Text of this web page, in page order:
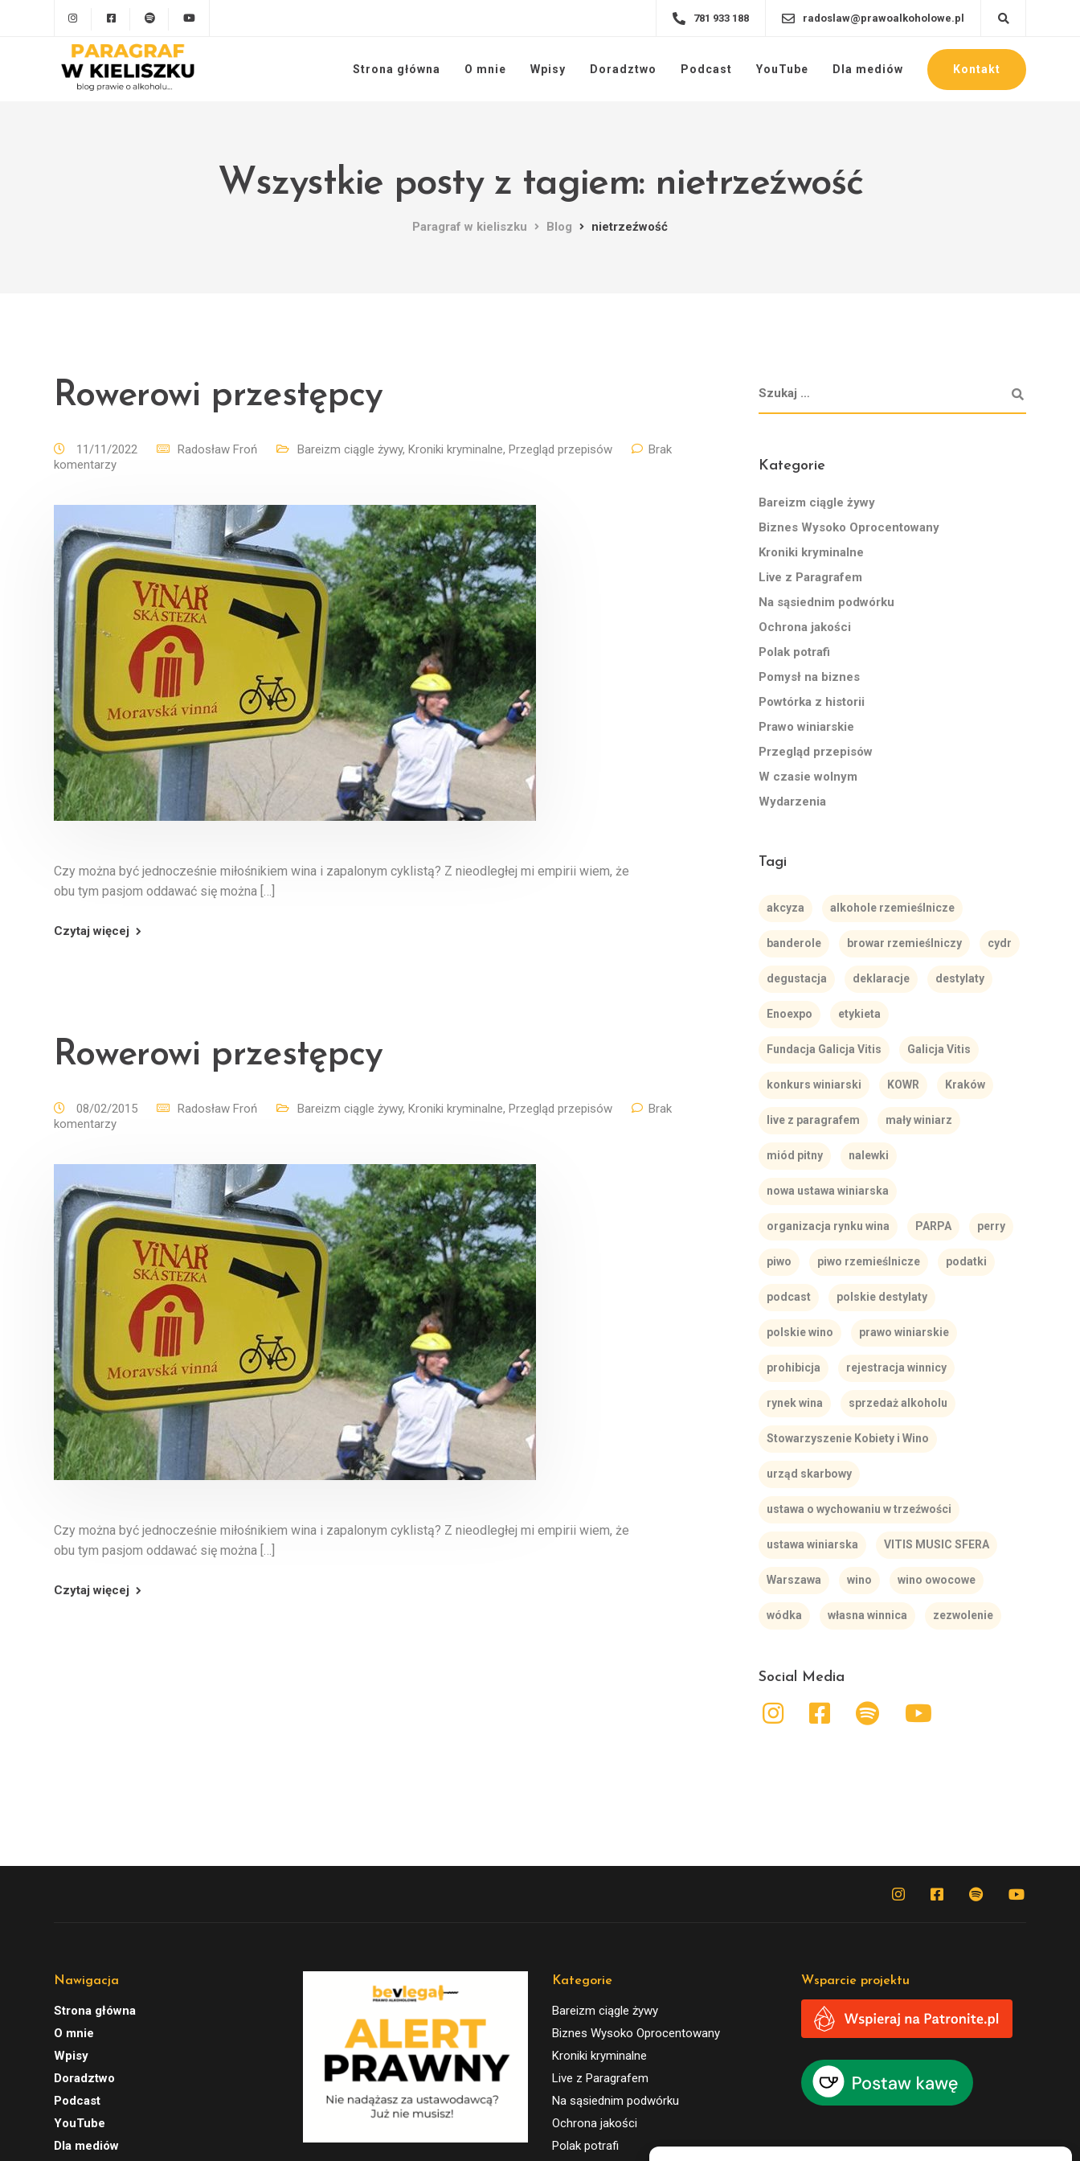
781 933 188 radoslaw@prawoalkoholowe.pl
Strona główna O mnie Wpisy Doradztwo Podcast YouTube Dla mediów Kontakt
Wszystkie posty z tagiem: nietrzeźwość
Paragraf w kieliszku Blog nietrzeźwość
Rowerowi przestępcy
11/11/2022 Radosław Froń Bareizm ciągle żywy, Kroniki kryminalne, Przegląd przepisów
Brak
komentarzy
Czy można być jednocześnie miłośnikiem wina i zapalonym cyklistą? Z nieodległej mi empirii wiem, że
obu tym pasjom oddawać się można […]
Czytaj więcej
Rowerowi przestępcy
08/02/2015 Radosław Froń Bareizm ciągle żywy, Kroniki kryminalne, Przegląd przepisów
Brak
komentarzy
Czy można być jednocześnie miłośnikiem wina i zapalonym cyklistą? Z nieodległej mi empirii wiem, że
obu tym pasjom oddawać się można […]
Czytaj więcej
Kategorie
Bareizm ciągle żywy
Biznes Wysoko Oprocentowany
Kroniki kryminalne
Live z Paragrafem
Na sąsiednim podwórku
Ochrona jakości
Polak potrafi
Pomysł na biznes
Powtórka z historii
Prawo winiarskie
Przegląd przepisów
W czasie wolnym
Wydarzenia
Tagi
akcyza alkohole rzemieślnicze
banderole browar rzemieślniczy cydr
degustacja deklaracje destylaty
Enoexpo etykieta
Fundacja Galicja Vitis Galicja Vitis
konkurs winiarski KOWR Kraków
live z paragrafem mały winiarz
miód pitny nalewki
nowa ustawa winiarska
organizacja rynku wina PARPA perry
piwo piwo rzemieślnicze podatki
podcast polskie destylaty
polskie wino prawo winiarskie
prohibicja rejestracja winnicy
rynek wina sprzedaż alkoholu
Stowarzyszenie Kobiety i Wino
urząd skarbowy
ustawa o wychowaniu w trzeźwości
ustawa winiarska VITIS MUSIC SFERA
Warszawa wino wino owocowe
wódka własna winnica zezwolenie
Social Media
Nawigacja
Strona główna
O mnie
Wpisy
Doradztwo
Podcast
YouTube
Dla mediów
Kategorie
Bareizm ciągle żywy
Biznes Wysoko Oprocentowany
Kroniki kryminalne
Live z Paragrafem
Na sąsiednim podwórku
Ochrona jakości
Polak potrafi
Wsparcie projektu